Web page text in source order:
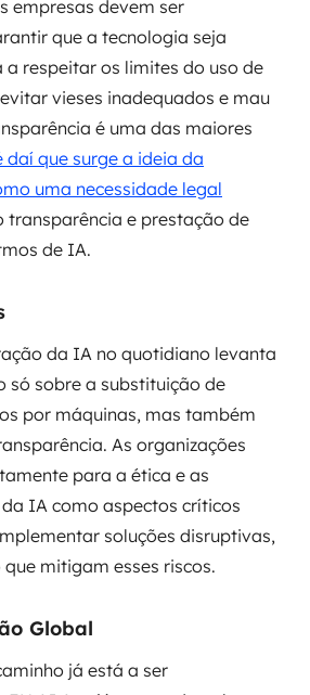
empresas devem ser
que a tecnologia seja
a respeitar os limites do uso de
vieses inadequados e mau
é uma das maiores
daí que surge a ideia da
uma necessidade legal
transparência e prestação de
de IA.
da IA no quotidiano levanta
só sobre a substituição de
por máquinas, mas também
As organizações
para a ética e as
IA como aspectos críticos
soluções disruptivas,
mitigam esses riscos.
Global
já está a ser